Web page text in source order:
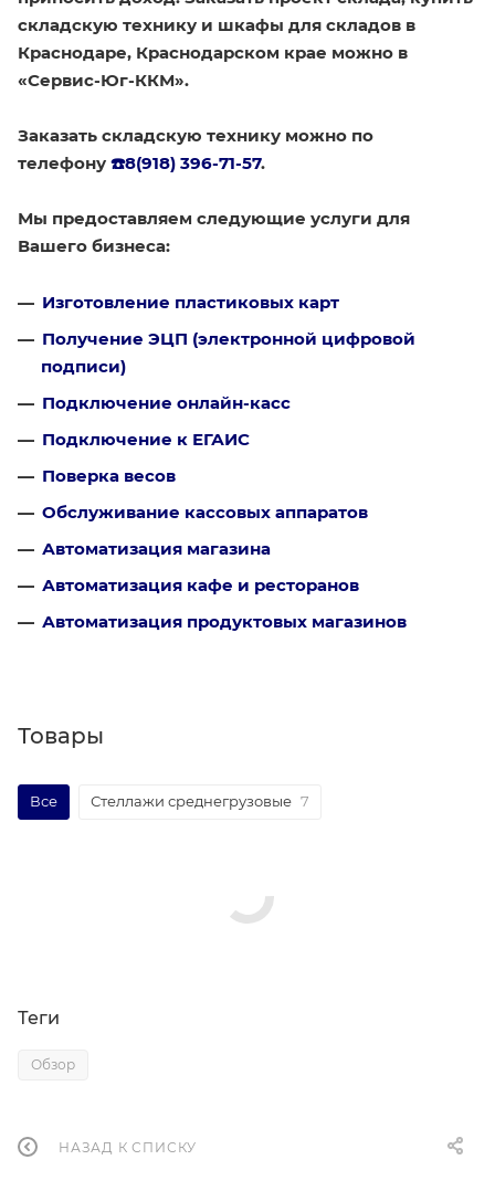
складскую технику и шкафы для складов в
Краснодаре, Краснодарском крае можно в
«Сервис-Юг-ККМ».
Заказать складскую технику можно по
телефону ☎️8(918) 396-71-57.
Мы предоставляем следующие услуги для
Вашего бизнеса:
Изготовление пластиковых карт
Получение ЭЦП (электронной цифровой
подписи)
Подключение онлайн-касс
Подключение к ЕГАИС
Поверка весов
Обслуживание кассовых аппаратов
Автоматизация магазина
Автоматизация кафе и ресторанов
Автоматизация продуктовых магазинов
Товары
Все Стеллажи среднегрузовые 7
Теги
Обзор
НАЗАД К СПИСКУ